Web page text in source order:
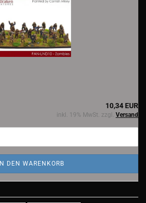
10,34 EUR
inkl. 19% MwSt. zzgl. Versand
IN DEN WARENKORB